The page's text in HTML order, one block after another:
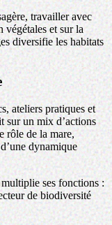
travailler avec
végétales et sur la
diversifie les habitats
ateliers pratiques et
sur un mix d’actions
rôle de la mare,
dynamique
ses fonctions :
de biodiversité